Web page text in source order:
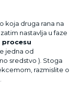
koja druga rana na
nastavlja u faze
procesu
jedna od
sredstvo ). Stoga
razmislite o